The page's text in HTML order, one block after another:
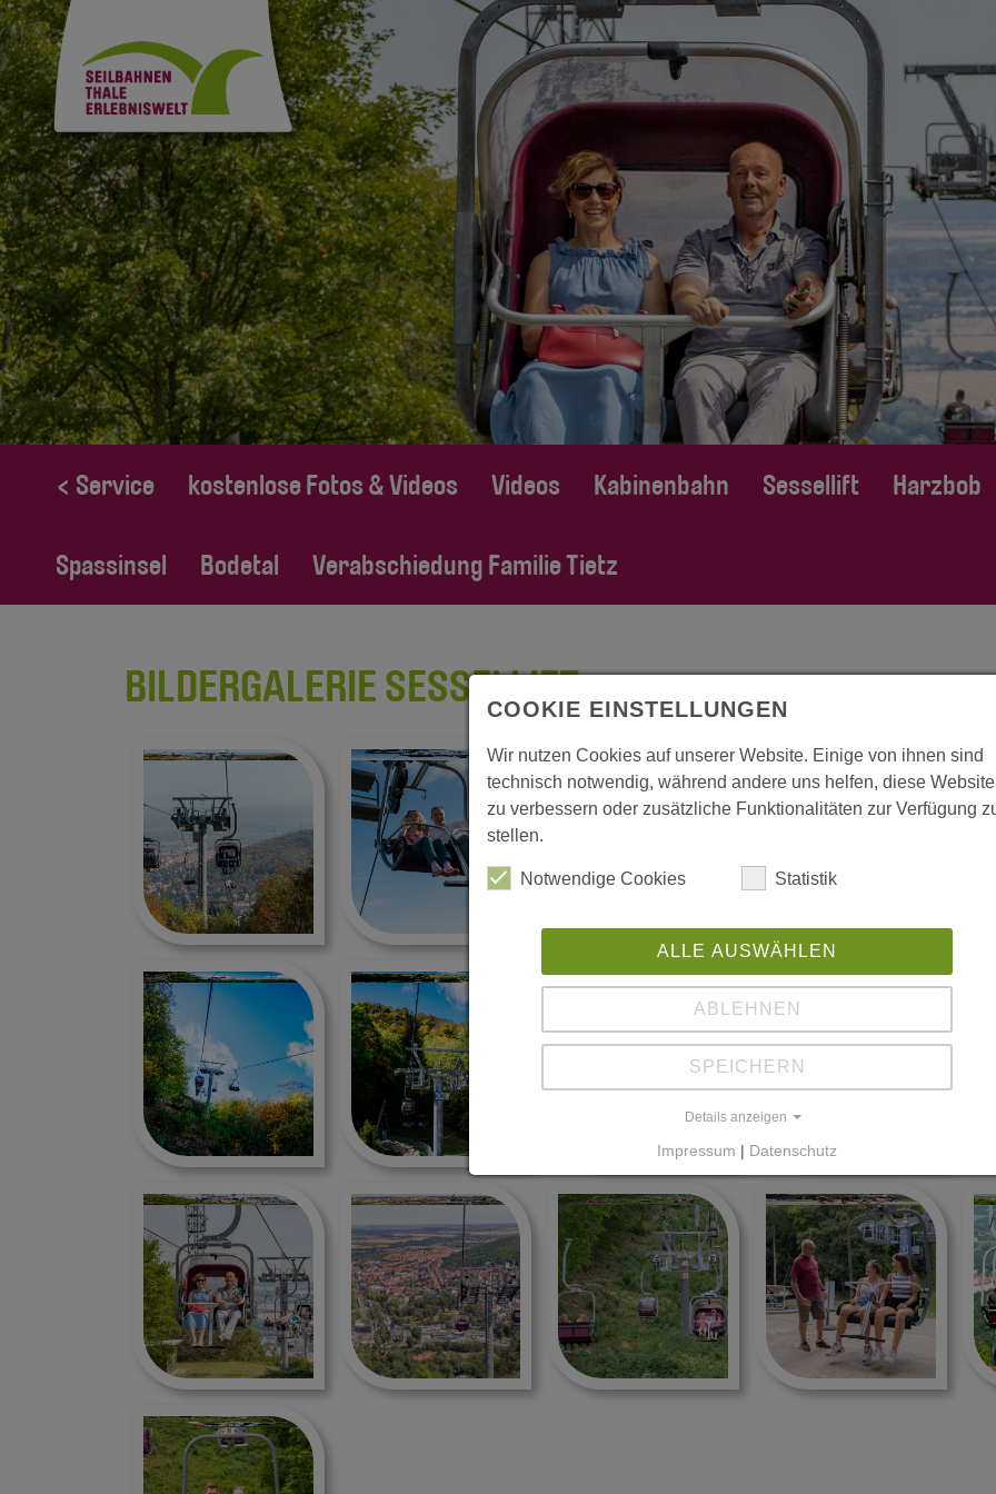
< Service kostenlose Fotos & Videos Videos Kabinenbahn Sessellift Harzbob
Spassinsel Bodetal Verabschiedung Familie Tietz
BILDERGALERIE SESSELLIFTCOOKIE EINSTELLUNGEN
Wir nutzen Cookies auf unserer Website. Einige von ihnen sind
technisch notwendig, während andere uns helfen, diese Website
zu verbessern oder zusätzliche Funktionalitäten zur Verfügung
stellen.
Notwendige Cookies Statistik
ALLE AUSWÄHLEN
ABLEHNEN
SPEICHERN
Details anzeigen
Impressum | Datenschutz